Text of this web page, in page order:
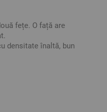
fețe. O față are
densitate înaltă, bun